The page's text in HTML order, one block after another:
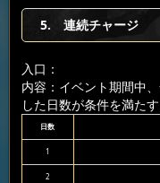
5. 連続チャージ
入口：
内容：イベント期間中
した日数が条件を満た
日数
1
2